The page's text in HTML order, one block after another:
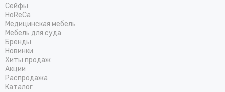
Cейфы
HoReCa
Медицинская мебель
Мебель для суда
Бренды
Новинки
Хиты продаж
Акции
Распродажа
Каталог